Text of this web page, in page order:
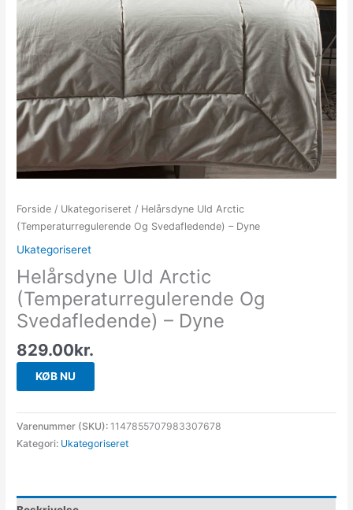
Forside / Ukategoriseret / Helårsdyne Uld Arctic
(Temperaturregulerende Og Svedafledende) – Dyne
Ukategoriseret
Helårsdyne Uld Arctic
(Temperaturregulerende Og
Svedafledende) – Dyne
829.00kr.
KØB NU
Varenummer (SKU): 1147855707983307678
Kategori: Ukategoriseret